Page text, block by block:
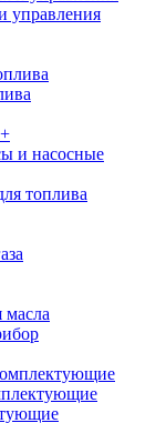
управления
и насосные
топлива
масла